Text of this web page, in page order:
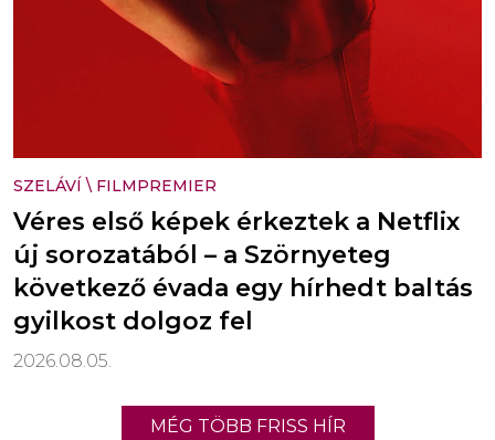
SZELÁVÍ \ FILMPREMIER
Véres első képek érkeztek a Netflix
új sorozatából – a Szörnyeteg
következő évada egy hírhedt baltás
gyilkost dolgoz fel
2026.08.05.
MÉG TÖBB FRISS HÍR